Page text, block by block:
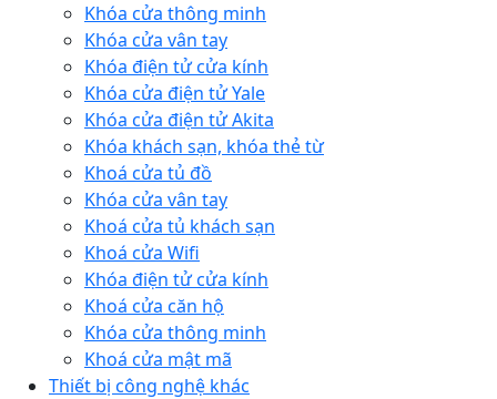
Khóa cửa thông minh
Khóa cửa vân tay
Khóa điện tử cửa kính
Khóa cửa điện tử Yale
Khóa cửa điện tử Akita
Khóa khách sạn, khóa thẻ từ
Khoá cửa tủ đồ
Khóa cửa vân tay
Khoá cửa tủ khách sạn
Khoá cửa Wifi
Khóa điện tử cửa kính
Khoá cửa căn hộ
Khóa cửa thông minh
Khoá cửa mật mã
Thiết bị công nghệ khác